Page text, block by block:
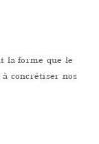
la forme que le
concrétiser nos